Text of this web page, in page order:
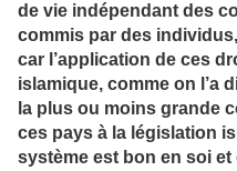
de vie indépendant des
commis par des
car l’application de ces
islamique, comme on l’a
la plus ou moins grande
ces pays à la législation
système est bon en soi et